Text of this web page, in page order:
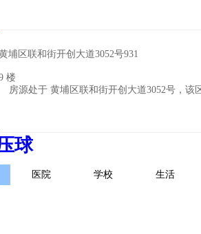
埔区联和街开创大道3052号931
楼
房源处于 黄埔区联和街开创大道3052号，